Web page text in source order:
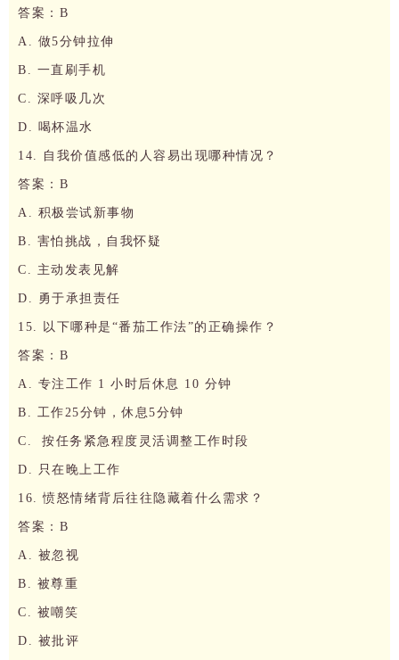
答案：B
A. 做5分钟拉伸
B. 一直刷手机
C. 深呼吸几次
D. 喝杯温水
14. 自我价值感低的人容易出现哪种情况？
答案：B
A. 积极尝试新事物
B. 害怕挑战，自我怀疑
C. 主动发表见解
D. 勇于承担责任
15. 以下哪种是“番茄工作法”的正确操作？
答案：B
A. 专注工作 1 小时后休息 10 分钟
B. 工作25分钟，休息5分钟
C. 按任务紧急程度灵活调整工作时段
D. 只在晚上工作
16. 愤怒情绪背后往往隐藏着什么需求？
答案：B
A. 被忽视
B. 被尊重
C. 被嘲笑
D. 被批评